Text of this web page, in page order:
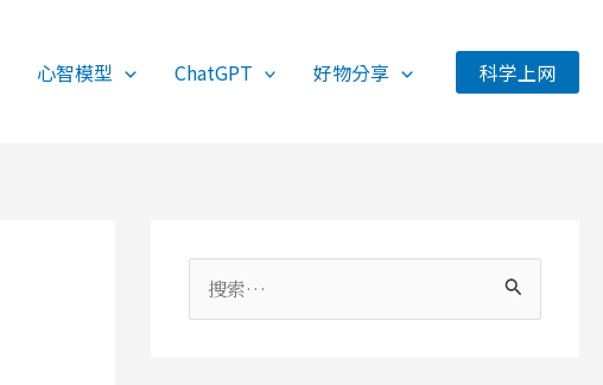
心智模型 ChatGPT 好物分享 科学上网
索